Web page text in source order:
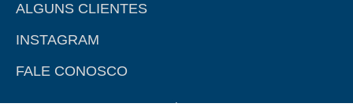
ALGUNS CLIENTES
INSTAGRAM
FALE CONOSCO